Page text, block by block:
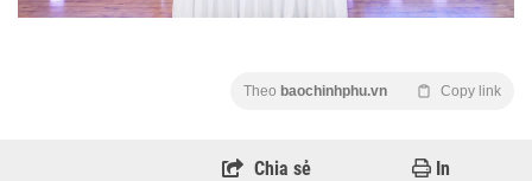
Theo baochinhphu.vn Copy link
Chia sẻ In